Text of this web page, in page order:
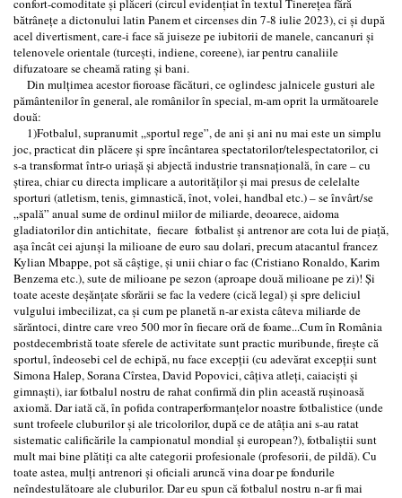
confort-comoditate și plăceri (circul evidențiat în textul Tinerețea fără
bătrânețe a dictonului latin Panem et circenses din 7-8 iulie 2023), ci și după
acel divertisment, care-i face să juiseze pe iubitorii de manele, cancanuri și
telenovele orientale (turcești, indiene, coreene), iar pentru canaliile
difuzatoare se cheamă rating și bani.
Din mulțimea acestor fioroase făcături, ce oglindesc jalnicele gusturi ale
pământenilor în general, ale românilor în special, m-am oprit la următoarele
două:
1)Fotbalul, supranumit „sportul rege”, de ani și ani nu mai este un simplu
joc, practicat din plăcere și spre încântarea spectatorilor/telespectatorilor, ci
s-a transformat într-o uriașă și abjectă industrie transnațională, în care – cu
știrea, chiar cu directa implicare a autorităților și mai presus de celelalte
sporturi (atletism, tenis, gimnastică, înot, volei, handbal etc.) – se învârt/se
„spală” anual sume de ordinul miilor de miliarde, deoarece, aidoma
gladiatorilor din antichitate, fiecare fotbalist și antrenor are cota lui de piață,
așa încât cei ajunși la milioane de euro sau dolari, precum atacantul francez
Kylian Mbappe, pot să câștige, și unii chiar o fac (Cristiano Ronaldo, Karim
Benzema etc.), sute de milioane pe sezon (aproape două milioane pe zi)! Și
toate aceste deșănțate sforării se fac la vedere (cică legal) și spre deliciul
vulgului imbecilizat, ca și cum pe planetă n-ar exista câteva miliarde de
sărăntoci, dintre care vreo 500 mor în fiecare oră de foame...Cum în România
postdecembristă toate sferele de activitate sunt practic muribunde, firește că
sportul, îndeosebi cel de echipă, nu face excepții (cu adevărat excepții sunt
Simona Halep, Sorana Cîrstea, David Popovici, câțiva atleți, caiaciști și
gimnaști), iar fotbalul nostru de rahat confirmă din plin această rușinoasă
axiomă. Dar iată că, în pofida contraperformanțelor noastre fotbalistice (unde
sunt trofeele cluburilor și ale tricolorilor, după ce de atâția ani s-au ratat
sistematic calificările la campionatul mondial și european?), fotbaliștii sunt
mult mai bine plătiți ca alte categorii profesionale (profesorii, de pildă). Cu
toate astea, mulți antrenori și oficiali aruncă vina doar pe fondurile
neîndestulătoare ale cluburilor. Dar eu spun că fotbalul nostru n-ar fi mai